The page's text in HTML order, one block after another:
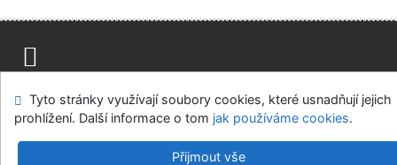
Modul OpenSearch
Napište nám Nastavení cookies
Univerzitní knihovna - Univerzita Hradec Králové
Tyto stránky využívají soubory cookies, které usnadňují jejich
prohlížení. Další informace o tom jak používáme cookies.
Přijmout vše